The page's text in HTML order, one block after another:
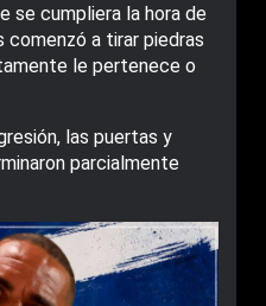
se cumpliera la hora de
comenzó a tirar piedras
le pertenece o
las puertas y
parcialmente